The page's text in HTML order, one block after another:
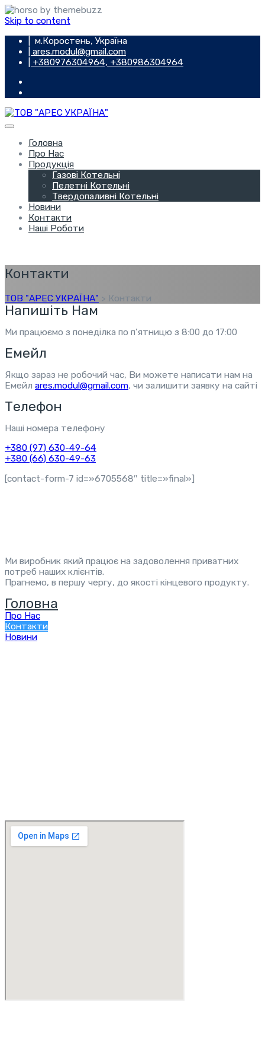
Skip to content
| м.Коростень, Україна
| ares.modul@gmail.com
| +380976304964, +380986304964
Головна
Про Нас
Продукція
Газові Котельні
Пелетні Котельні
Твердопаливні Котельні
Новини
Контакти
Наші Роботи
Контакти
ТОВ "АРЕС УКРАЇНА" > Контакти
Напишіть Нам
Ми працюємо з понеділка по п’ятницю з 8:00 до 17:00
Емейл
Якщо зараз не робочий час, Ви можете написати нам на
Емейл ares.modul@gmail.com, чи залишити заявку на сайті
Телефон
Наші номера телефону
+380 (97) 630-49-64
+380 (66) 630-49-63
[contact-form-7 id=»6705568″ title=»final»]
Ми виробник який працює на задоволення приватних
потреб наших клієнтів.
Прагнемо, в першу чергу, до якості кінцевого продукту.
Головна
Про Нас
Контакти
Новини